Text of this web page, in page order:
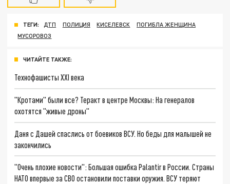
ТЕГИ: ДТП ПОЛИЦИЯ КИСЕЛЕВСК
ПОГИБЛА ЖЕНЩИНА
МУСОРОВОЗ
ЧИТАЙТЕ ТАКЖЕ:
Технофашисты XXI века
"Кротами" были все? Теракт в центре Москвы: На генералов
охотятся "живые дроны"
Даня с Дашей спаслись от боевиков ВСУ. Но беды для малышей не
закончились
"Очень плохие новости": Большая ошибка Palantir в России. Страны
НАТО впервые за СВО остановили поставки оружия. ВСУ теряют